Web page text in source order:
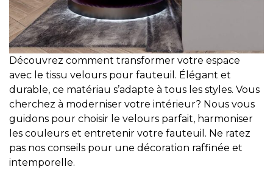
Découvrez comment transformer votre espace
avec le tissu velours pour fauteuil. Élégant et
durable, ce matériau s’adapte à tous les styles. Vous
cherchez à moderniser votre intérieur? Nous vous
guidons pour choisir le velours parfait, harmoniser
les couleurs et entretenir votre fauteuil. Ne ratez
pas nos conseils pour une décoration raffinée et
intemporelle.